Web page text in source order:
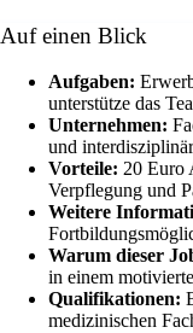
Auf einen Blick
Aufgaben:
unterstütze das
Unternehmen:
und
Vorteile: 20 Euro
Verpflegung und
Weitere
Warum dieser
in einem
Qualifikationen:
medizinischen